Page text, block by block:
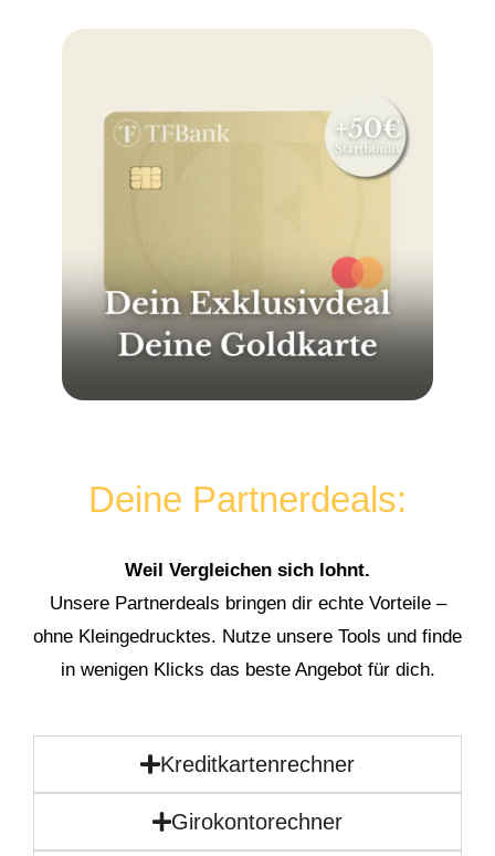
Deine Partnerdeals:
Weil Vergleichen sich lohnt.
Unsere Partnerdeals bringen dir echte Vorteile –
ohne Kleingedrucktes. Nutze unsere Tools und finde
in wenigen Klicks das beste Angebot für dich.
Kreditkartenrechner
Girokontorechner